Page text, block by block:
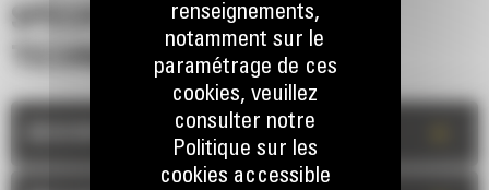
SPÉCIFICATIONS
TECHNIQUES
renseignements,
notamment sur le
paramétrage de ces
cookies, veuillez
consulter notre
Politique sur les
cookies accessible